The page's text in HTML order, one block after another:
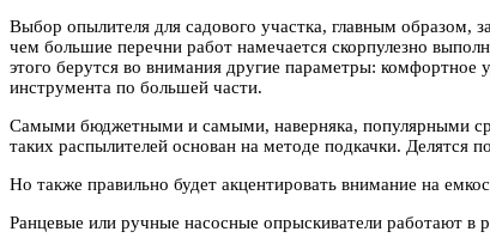
Выбор опылителя для садового участка, главным образом,
чем большие перечни работ намечается скорпулезно
этого берутся во внимания другие параметры: комфортное
инструмента по большей части.
Самыми бюджетными и самыми, наверняка, популярными
таких распылителей основан на методе подкачки. Делятся
Но также правильно будет акцентировать внимание на
Ранцевые или ручные насосные опрыскиватели работают в